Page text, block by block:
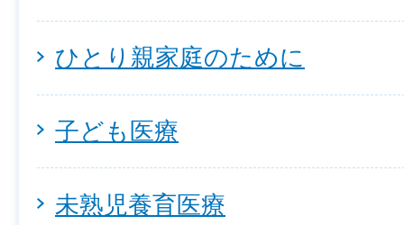
ひとり親家庭のために
子ども医療
未熟児養育医療